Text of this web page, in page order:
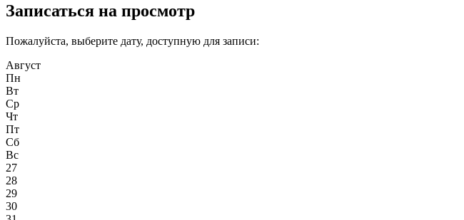
Записаться на просмотр
Пожалуйста, выберите дату, доступную для записи:
Август
Пн
Вт
Ср
Чт
Пт
Сб
Вс
27
28
29
30